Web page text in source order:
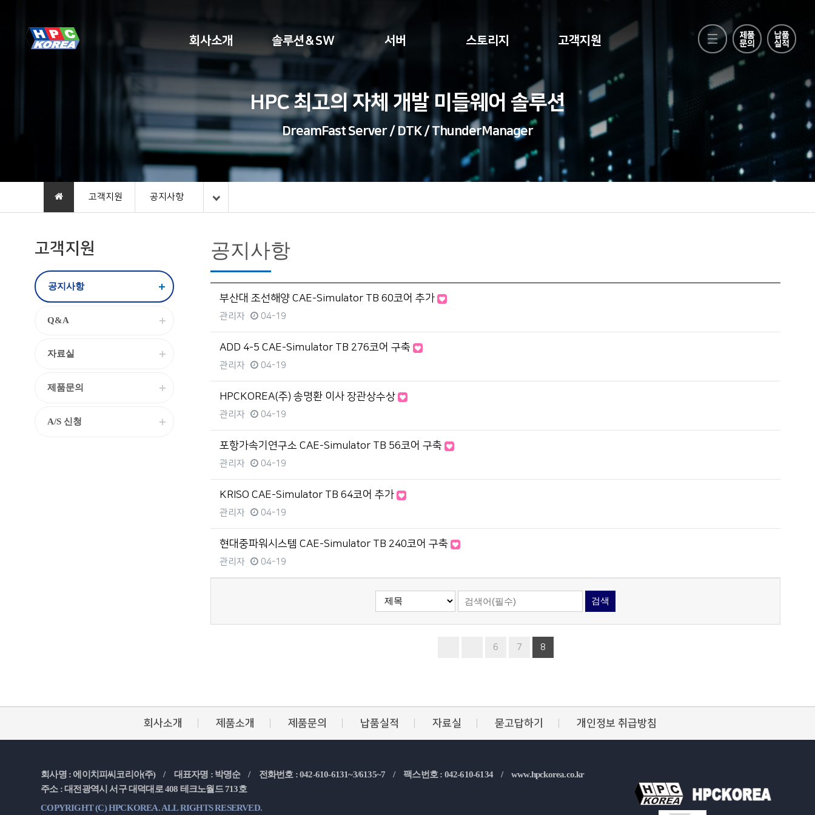
회사소개 솔루션＆SW 서버 스토리지 고객지원
HPC 최고의 자체 개발 미들웨어 솔루션
DreamFast Server / DTK / ThunderManager
고객지원 공지사항
고객지원
공지사항
Q&A
자료실
제품문의
A/S 신청
공지사항
부산대 조선해양 CAE-Simulator TB 60코어 추가
관리자 04-19
ADD 4-5 CAE-Simulator TB 276코어 구축
관리자 04-19
HPCKOREA(주) 송명환 이사 장관상수상
관리자 04-19
포항가속기연구소 CAE-Simulator TB 56코어 구축
관리자 04-19
KRISO CAE-Simulator TB 64코어 추가
관리자 04-19
현대중파워시스템 CAE-Simulator TB 240코어 구축
관리자 04-19
검색
6 7 8
회사소개 제품소개 제품문의 납품실적 자료실 묻고답하기 개인정보 취급방침
회사명 : 에이치피씨코리아(주) / 대표자명 : 박명순 / 전화번호 : 042-610-6131~3/6135~7 / 팩스번호 : 042-610-6134 /
www.hpckorea.co.kr
주소 : 대전광역시 서구 대덕대로 408 테크노월드 713호
COPYRIGHT (C) HPCKOREA. ALL RIGHTS RESERVED.